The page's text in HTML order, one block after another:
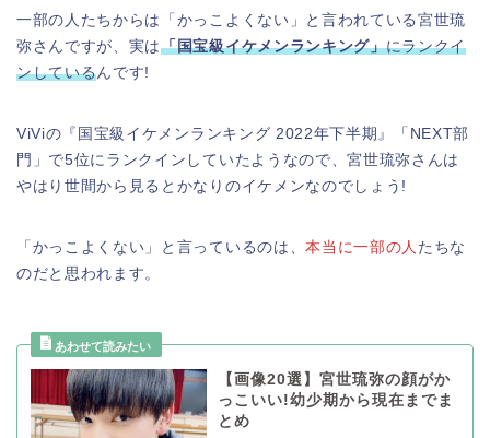
一部の人たちからは「かっこよくない」と言われている宮世琉
弥さんですが、実は「国宝級イケメンランキング」にランクイ
ンしているんです!
ViViの『国宝級イケメンランキング 2022年下半期』「NEXT部
門」で5位にランクインしていたようなので、宮世琉弥さんは
やはり世間から見るとかなりのイケメンなのでしょう!
「かっこよくない」と言っているのは、本当に一部の人 たちな
のだと思われます。
【画像20選】宮世琉弥の顔がか
っこいい!幼少期から現在までま
とめ